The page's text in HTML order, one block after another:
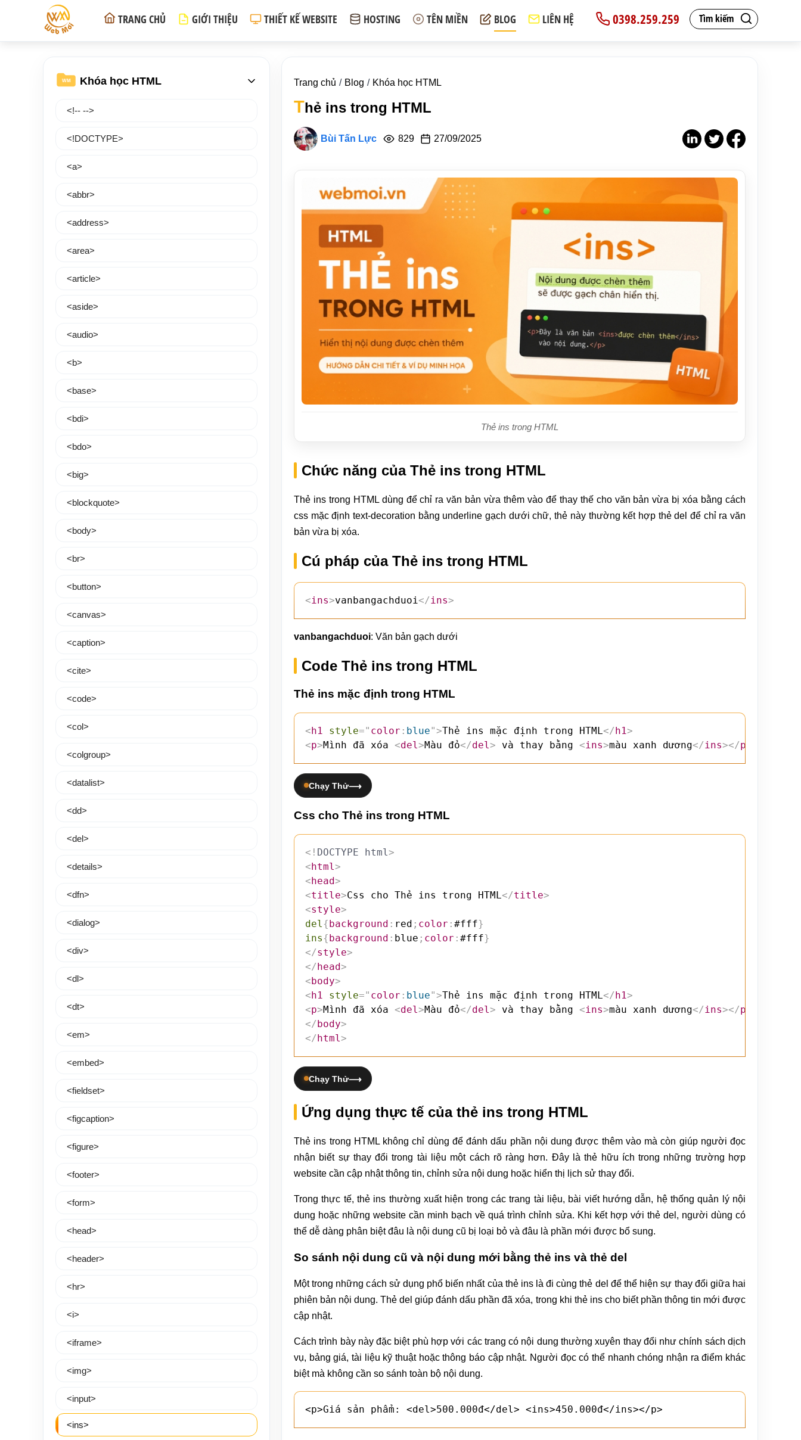
Tìm kiếm
0398.259.259
TRANG CHỦ GIỚI THIỆU THIẾT KẾ WEBSITE HOSTING TÊN MIỀN BLOG LIÊN HỆ
Trang chủ Blog Khóa học HTML
Thẻ ins trong HTML
Bùi Tấn Lực 829 27/09/2025
Thẻ ins trong HTML
Chức năng của Thẻ ins trong HTML
Thẻ ins trong HTML dùng để chỉ ra văn bản vừa thêm vào để thay thế cho văn bản vừa bị xóa bằng cách
css mặc định text-decoration bằng underline gạch dưới chữ, thẻ này thường kết hợp thẻ del để chỉ ra văn
bản vừa bị xóa.
Cú pháp của Thẻ ins trong HTML
<ins>vanbangachduoi</ins>
vanbangachduoi: Văn bản gạch dưới
Code Thẻ ins trong HTML
Thẻ ins mặc định trong HTML
<h1 style=" color : blue">Thẻ ins mặc định trong HTML </h1>
<p>Mình đã xóa <del >Màu đỏ</del > và thay bằng <ins>màu xanh dương</ ins></p
Chạy Thử
Css cho Thẻ ins trong HTML
<! DOCTYPE html>
<html>
<head>
<title>Css cho Thẻ ins trong HTML</title>
<style>
del{background : red ; color : #fff}
ins{background : blue ; color : #fff}
</style>
</head>
<body>
<h1 style=" color : blue">Thẻ ins mặc định trong HTML</h1>
<p>Mình đã xóa <del>Màu đỏ</del> và thay bằng <ins>màu xanh dương</ins></p
</body>
</html>
Chạy Thử
Ứng dụng thực tế của thẻ ins trong HTML
Thẻ ins trong HTML không chỉ dùng để đánh dấu phần nội dung được thêm vào mà còn giúp người đọc
nhận biết sự thay đổi trong tài liệu một cách rõ ràng hơn. Đây là thẻ hữu ích trong những trường hợp
website cần cập nhật thông tin, chỉnh sửa nội dung hoặc hiển thị lịch sử thay đổi.
Trong thực tế, thẻ ins thường xuất hiện trong các trang tài liệu, bài viết hướng dẫn, hệ thống quản lý nội
dung hoặc những website cần minh bạch về quá trình chỉnh sửa. Khi kết hợp với thẻ del, người dùng có
thể dễ dàng phân biệt đâu là nội dung cũ bị loại bỏ và đâu là phần mới được bổ sung.
So sánh nội dung cũ và nội dung mới bằng thẻ ins và thẻ del
Một trong những cách sử dụng phổ biến nhất của thẻ ins là đi cùng thẻ del để thể hiện sự thay đổi giữa hai
phiên bản nội dung. Thẻ del giúp đánh dấu phần đã xóa, trong khi thẻ ins cho biết phần thông tin mới được
cập nhật.
Cách trình bày này đặc biệt phù hợp với các trang có nội dung thường xuyên thay đổi như chính sách dịch
vụ, bảng giá, tài liệu kỹ thuật hoặc thông báo cập nhật. Người đọc có thể nhanh chóng nhận ra điểm khác
biệt mà không cần so sánh toàn bộ nội dung.
<p>Giá sản phẩm: <del>500.000đ</del> <ins>450.000đ</ins></p>
WM Khóa học HTML
<!-- -->
<!DOCTYPE>
<a>
<abbr>
<address>
<area>
<article>
<aside>
<audio>
<b>
<base>
<bdi>
<bdo>
<big>
<blockquote>
<body>
<br>
<button>
<canvas>
<caption>
<cite>
<code>
<col>
<colgroup>
<datalist>
<dd>
<del>
<details>
<dfn>
<dialog>
<div>
<dl>
<dt>
<em>
<embed>
<fieldset>
<figcaption>
<figure>
<footer>
<form>
<head>
<header>
<hr>
<i>
<iframe>
<img>
<input>
<ins>